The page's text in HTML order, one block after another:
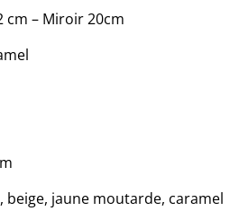
cm – Miroir 20cm
beige, jaune moutarde, caramel